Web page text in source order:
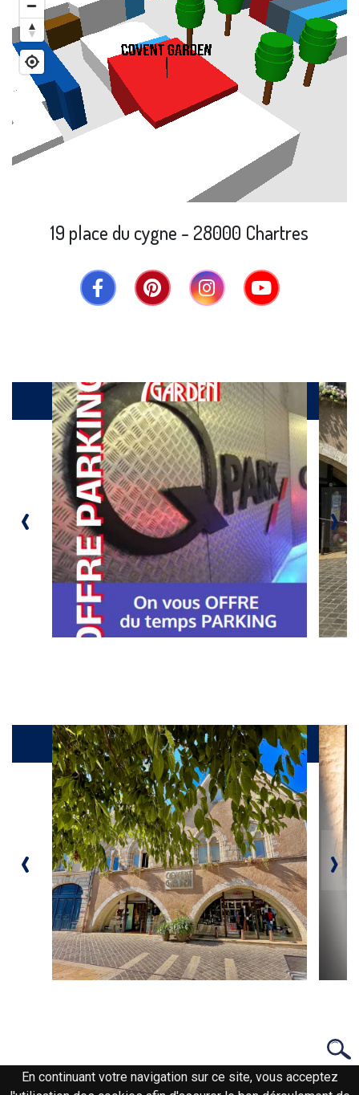
19 place du cygne - 28000 Chartres
Produits
‹ ›
Galerie
‹ ›
En continuant votre navigation sur ce site, vous acceptez